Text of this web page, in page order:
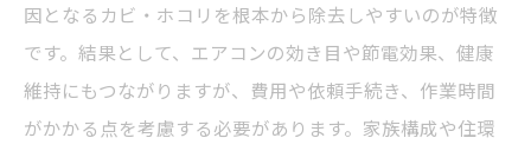
因となるカビ・ホコリを根本から除去しやすいのが特徴
です。結果として、エアコンの効き目や節電効果、健康
維持にもつながりますが、費用や依頼手続き、作業時間
がかかる点を考慮する必要があります。家族構成や住環